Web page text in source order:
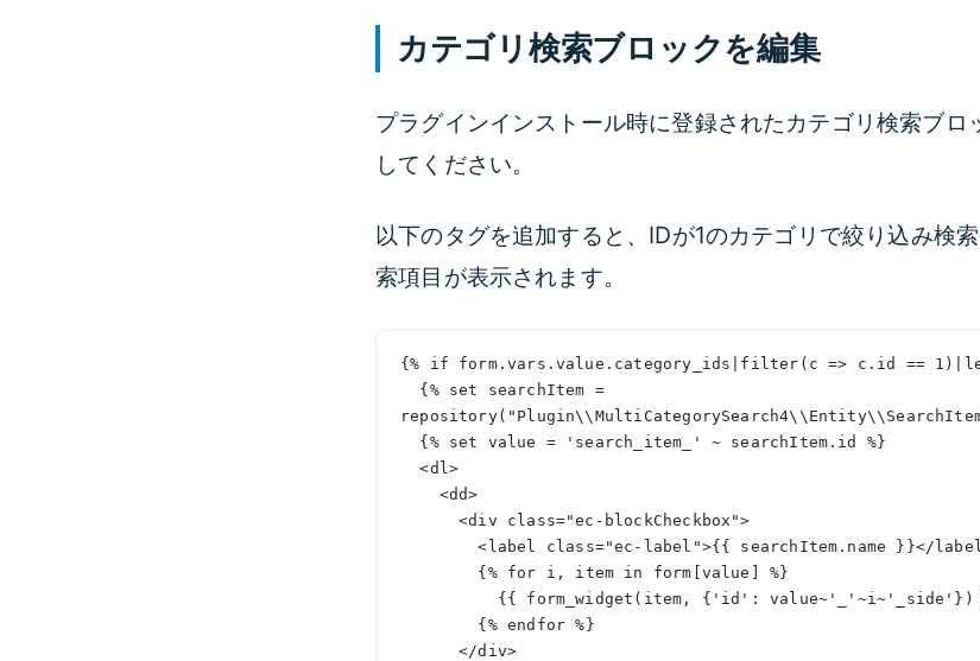
カテゴリ検索ブロックを編集
プラグインインストール時に登録されたカテゴリ検索ブロ
してください。
以下のタグを追加すると、IDが1のカテゴリで絞り込み検
索項目が表示されます。
{% if form.vars.value.category_ids|filter(c => c.id ==
  {% set value = 'search_item_' ~ searchItem.id %}
  <dl>
    <dd>
      <div class="ec-blockCheckbox">
<label class="ec-label">{{ searchItem.name }}</
        {% for i, item in form[value] %}
{{ form_widget(item, {'id': value~'_'~i~'_side'})
        {% endfor %}
      </div>